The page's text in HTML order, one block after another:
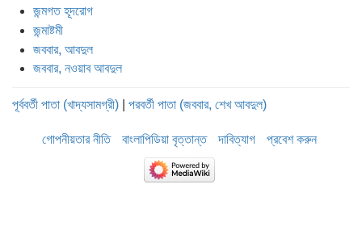
জন্মগত হূদরোগ
জন্মাষ্টমী
জববার, আবদুল
জববার, নওয়াব আবদুল
পূর্ববর্তী পাতা (খাদ্যসামগ্রী) পরবর্তী পাতা (জববার, শেখ আবদুল)
গোপনীয়তার নীতি বাংলাপিডিয়া বৃত্তান্ত দাবিত্যাগ প্রবেশ করুন